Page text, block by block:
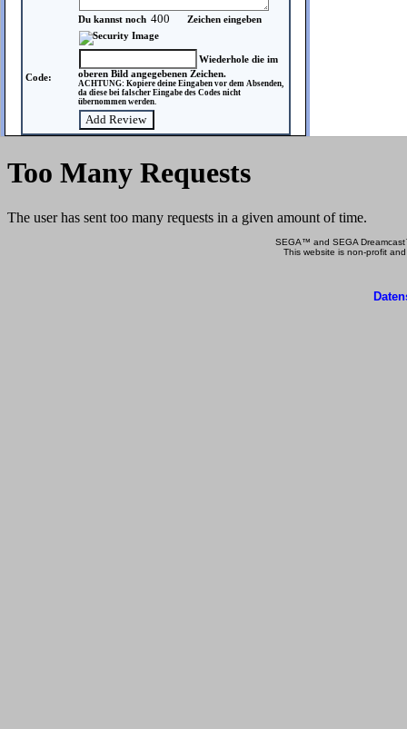
Du kannst noch Zeichen eingeben
Code:
Wiederhole die im
oberen Bild angegebenen Zeichen.
ACHTUNG: Kopiere deine Eingaben vor dem Absenden,
da diese bei falscher Eingabe des Codes nicht
übernommen werden.
SEGA™ and SEGA
This website is non-profit